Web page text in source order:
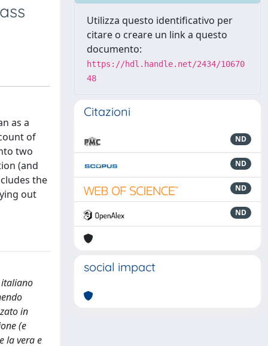
as a
of
two
(and
the
out
italiano
in
(e
la vera e
Utilizza questo identificativo per
citare o creare un link a questo
documento:
https://hdl.handle.net/2434/10670
48
Citazioni
ND
ND
ND
ND
social impact